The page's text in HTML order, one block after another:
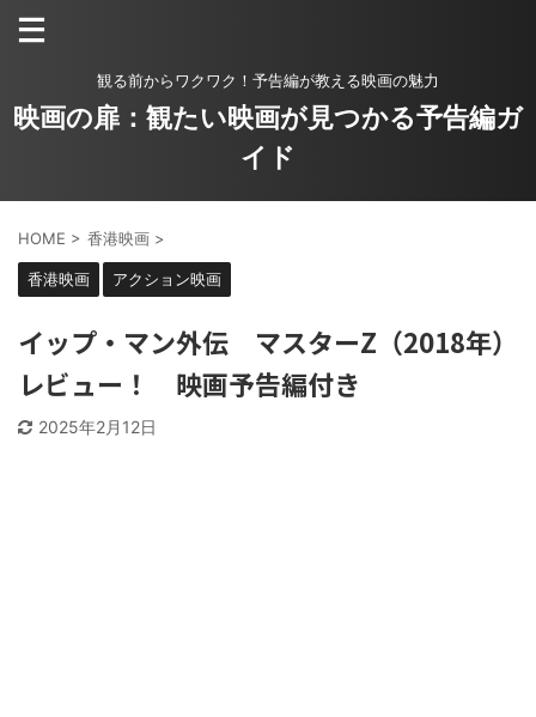
観る前からワクワク！予告編が教える映画の魅力
映画の扉：観たい映画が見つかる予告編ガ
イド
HOME > 香港映画 >
香港映画 アクション映画
イップ・マン外伝 マスターZ（2018年）
レビュー！ 映画予告編付き
2025年2月12日